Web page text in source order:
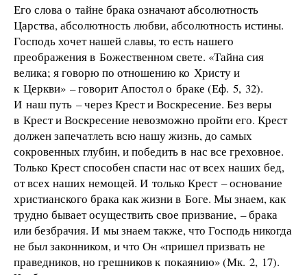
Его слова о тайне брака означают абсолютность
Царства, абсолютность любви, абсолютность истины.
Господь хочет нашей славы, то есть нашего
преображения в Божественном свете. «Тайна сия
велика; я говорю по отношению ко Христу и
к Церкви» – говорит Апостол о браке (Еф. 5, 32).
И наш путь – через Крест и Воскресение. Без веры
в Крест и Воскресение невозможно пройти его. Крест
должен запечатлеть всю нашу жизнь, до самых
сокровенных глубин, и победить в нас все греховное.
Только Крест способен спасти нас от всех наших бед,
от всех наших немощей. И только Крест – основание
христианского брака как жизни в Боге. Мы знаем, как
трудно бывает осуществить свое призвание, – брака
или безбрачия. И мы знаем также, что Господь никогда
не был законником, и что Он «пришел призвать не
праведников, но грешников к покаянию» (Мк. 2, 17).